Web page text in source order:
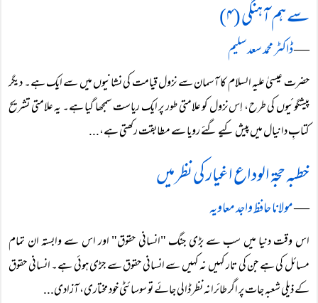
سے ہم آہنگی (۴)
―ڈاکٹر محمد سعد سلیم
حضرت عیسیٰ علیہ السلام کا آسمان سے نزول قیامت کی نشانیوں میں سے ایک ہے۔ دیگر
پیشگوئیوں کی طرح، اِس نزول کو علامتی طور پر ایک ریاست سمجھا گیا ہے۔ یہ علامتی تشریح
کتابِ دانیال میں پیش کیے گئے رویا سے مطابقت رکھتی ہے،...
خطبہ حجۃ الوداع اغیار کی نظر میں
―مولانا حافظ واجد معاویہ
اس وقت دنیا میں سب سے بڑی جنگ "انسانی حقوق" اور اس سے وابستہ ان تمام
مسائل کی ہے جن کی تار کہیں نہ کہیں سے انسانی حقوق سے جڑی ہوئی ہے۔ انسانی حقوق
کے ذیلی شعبہ جات پر اگر طائرانہ نظر ڈالی جائے تو سوسائٹی خود مختاری، آزادی...